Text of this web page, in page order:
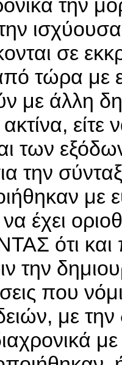
την
ισχύουσα
σε
τώρα με
με άλλη
των
την
με
έχει
ότι και
την
που
με την